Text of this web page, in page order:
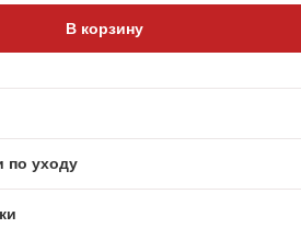
В корзину
по уходу